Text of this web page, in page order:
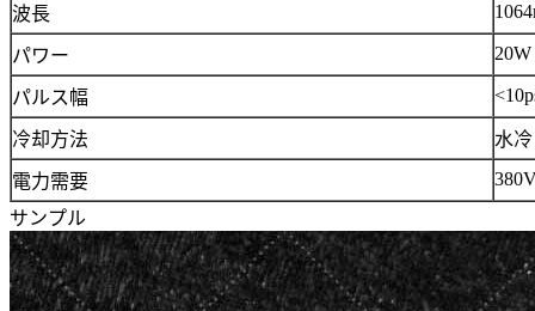
波長
パワー 20W
パルス幅
冷却方法 水冷
電力需要
サンプル